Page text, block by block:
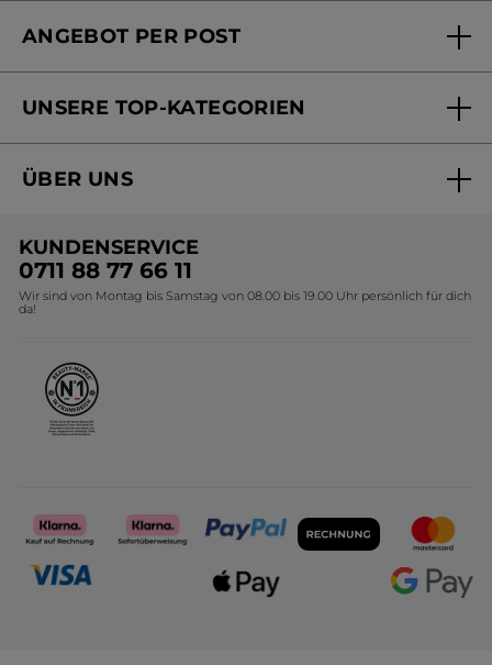
Mein Konto
Online Preisliste
ANGEBOT PER POST
Versandhandel Preisliste
UNSERE TOP-KATEGORIEN
Black Friday Yves Rocher
Geschenkideen Yves Rocher
Kollektion Monoi Yves Rocher
ÜBER UNS
Umweltstiftung YR
Affiliate Programm
KUNDENSERVICE
0711 88 77 66 11
Wir sind von Montag bis Samstag von 08.00 bis 19.00 Uhr persönlich für dich
da!